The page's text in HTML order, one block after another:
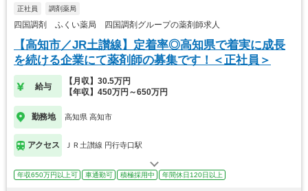
正社員 調剤薬局
四国調剤 ふくい薬局 四国調剤グループの薬剤師求人
【高知市／JR土讃線】定着率◎高知県で着実に成長
を続ける企業にて薬剤師の募集です！＜正社員＞
給与
【月収】30.5万円
【年収】450万円～650万円
勤務地 高知県 高知市
アクセス ＪＲ土讃線 円行寺口駅
年収650万円以上可 車通勤可 積極採用中 年間休日120日以上